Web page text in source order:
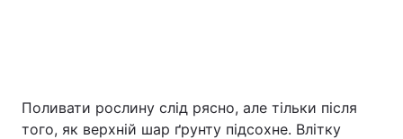
Поливати рослину слід рясно, але тільки після
того, як верхній шар ґрунту підсохне. Влітку